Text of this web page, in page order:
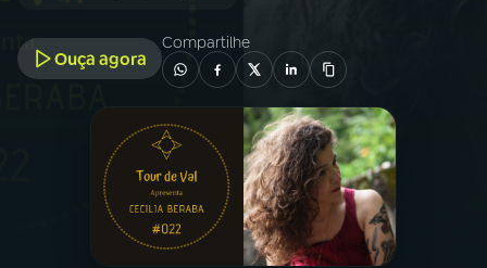
PROGRAMAÇÃO
PROGRAMAS
Ouça agora
Compartilhe